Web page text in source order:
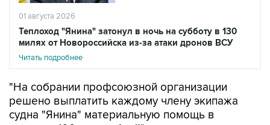
01 августа 2026
Теплоход "Янина" затонул в ночь на субботу в 130
милях от Новороссийска из-за атаки дронов ВСУ
Читать подробнее
"На собрании профсоюзной организации
решено выплатить каждому члену экипажа
судна "Янина" материальную помощь в